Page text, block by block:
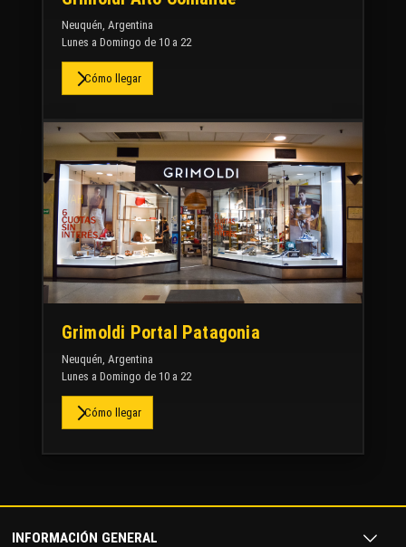
Neuquén, Argentina
Lunes a Domingo de 10 a 22
Cómo llegar
Grimoldi Portal Patagonia
Neuquén, Argentina
Lunes a Domingo de 10 a 22
Cómo llegar
INFORMACIÓN GENERAL